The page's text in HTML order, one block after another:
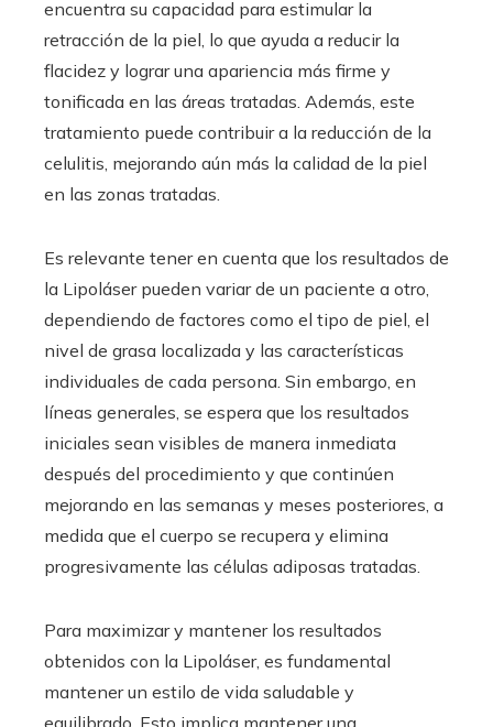
encuentra su capacidad para estimular la
retracción de la piel, lo que ayuda a reducir la
flacidez y lograr una apariencia más firme y
tonificada en las áreas tratadas. Además, este
tratamiento puede contribuir a la reducción de la
celulitis, mejorando aún más la calidad de la piel
en las zonas tratadas.
Es relevante tener en cuenta que los resultados de
la Lipoláser pueden variar de un paciente a otro,
dependiendo de factores como el tipo de piel, el
nivel de grasa localizada y las características
individuales de cada persona. Sin embargo, en
líneas generales, se espera que los resultados
iniciales sean visibles de manera inmediata
después del procedimiento y que continúen
mejorando en las semanas y meses posteriores, a
medida que el cuerpo se recupera y elimina
progresivamente las células adiposas tratadas.
Para maximizar y mantener los resultados
obtenidos con la Lipoláser, es fundamental
mantener un estilo de vida saludable y
equilibrado. Esto implica mantener una